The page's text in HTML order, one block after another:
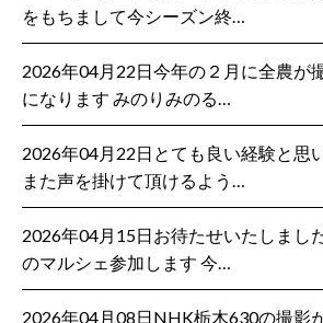
をもちまして今シーズン終…
2026年04月22日今年の２月に全農が
になります みのりみのる…
2026年04月22日とても良い経験と思
また声を掛けて頂けるよう…
2026年04月15日お待たせいたしまし
のマルシェ参加します 今…
2026年04月08日NHK栃木630の撮影